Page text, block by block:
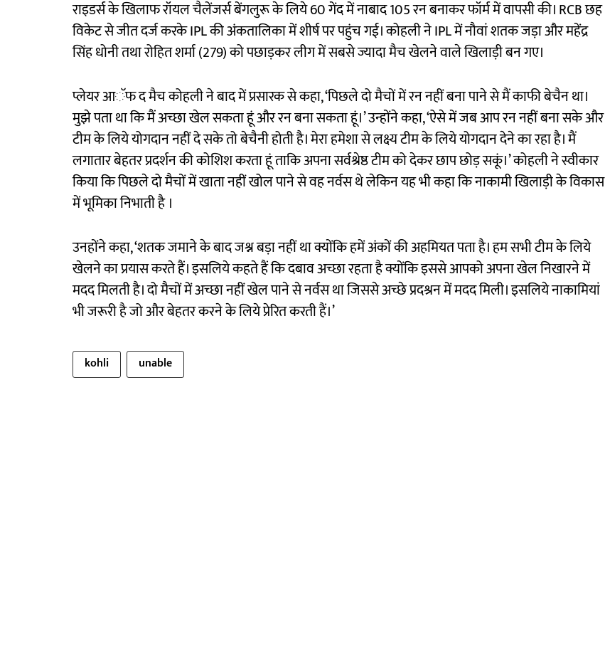
राइडर्स के खिलाफ रॉयल चैलेंजर्स बेंगलुरू के लिये 60 गेंद में नाबाद 105 रन बनाकर फॉर्म में वापसी की। RCB छह
विकेट से जीत दर्ज करके IPL की अंकतालिका में शीर्ष पर पहुंच गई। कोहली ने IPL में नौवां शतक जड़ा और महेंद्र
सिंह धोनी तथा रोहित शर्मा (279) को पछाड़कर लीग में सबसे ज्यादा मैच खेलने वाले खिलाड़ी बन गए।
प्लेयर आॅफ द मैच कोहली ने बाद में प्रसारक से कहा, ‘पिछले दो मैचों में रन नहीं बना पाने से मैं काफी बेचैन था।
मुझे पता था कि मैं अच्छा खेल सकता हूं और रन बना सकता हूं।’ उन्होंने कहा, ‘ऐसे में जब आप रन नहीं बना सके और
टीम के लिये योगदान नहीं दे सके तो बेचैनी होती है। मेरा हमेशा से लक्ष्य टीम के लिये योगदान देने का रहा है। मैं
लगातार बेहतर प्रदर्शन की कोशिश करता हूं ताकि अपना सर्वश्रेष्ठ टीम को देकर छाप छोड़ सकूं।’ कोहली ने स्वीकार
किया कि पिछले दो मैचों में खाता नहीं खोल पाने से वह नर्वस थे लेकिन यह भी कहा कि नाकामी खिलाड़ी के विकास
में भूमिका निभाती है ।
उनहोंने कहा, ‘शतक जमाने के बाद जश्न बड़ा नहीं था क्योंकि हमें अंकों की अहमियत पता है। हम सभी टीम के लिये
खेलने का प्रयास करते हैं। इसलिये कहते हैं कि दबाव अच्छा रहता है क्योंकि इससे आपको अपना खेल निखारने में
मदद मिलती है। दो मैचों में अच्छा नहीं खेल पाने से नर्वस था जिससे अच्छे प्रदश्रन में मदद मिली। इसलिये नाकामियां
भी जरूरी है जो और बेहतर करने के लिये प्रेरित करती हैं।’
kohli unable